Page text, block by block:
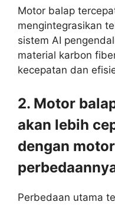
Motor balap
mengintegrasikan
sistem AI
material karbon
kecepatan dan
2. Motor
akan lebih
dengan
Perbedaan utama